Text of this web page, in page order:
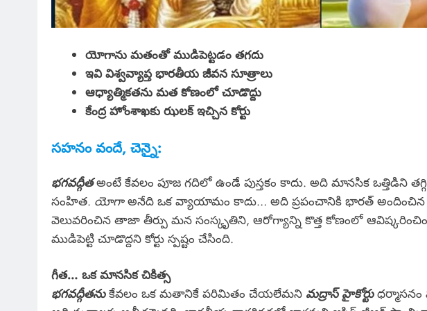
యోగాను మతంతో ముడిపెట్టడం తగదు
ఇవి విశ్వవ్యాప్త భారతీయ జీవన సూత్రాలు
ఆధ్యాత్మికతను మత కోణంలో చూడొద్దు
కేంద్ర హోంశాఖకు ఝలక్ ఇచ్చిన కోర్టు
సహనం వందే, చెన్నై:
భగవద్గీతఅంటే కేవలం పూజ గదిలో ఉండే పుస్తకం కాదు. అది మానసిక ఒత్తిడిని
సంహిత. యోగాఅనేది ఒక వ్యాయామం కాదు… అది ప్రపంచానికి భారత్ అందించిన
వెలువరించిన తాజా తీర్పు మన సంస్కృతిని, ఆరోగ్యాన్ని కొత్త కోణంలో
ముడిపెట్టి చూడొద్దని కోర్టు స్పష్టం చేసింది.
గీత… ఒక మానసిక చికిత్స
భగవద్గీతను కేవలం ఒక మతానికే పరిమితం చేయలేమని మద్రాస్ హైకోర్టుధర్మాసనం